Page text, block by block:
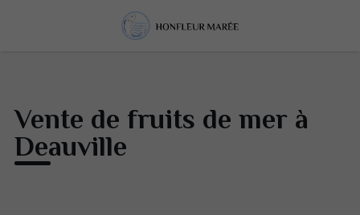
Vente de fruits de mer à
Deauville